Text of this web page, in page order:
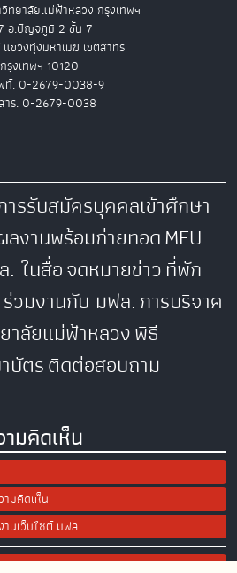
ทยาลัยแม่ฟ้าหลวง กรุงเทพฯ
อ.ปัญจภูมิ 2 ชั้น 7
แขวงทุ่งมหาเมฆ เขตสาทร
กรุงเทพฯ 10120
ท์. 0-2679-0038-9
าร. 0-2679-0038
ารรับสมัครบุคคลเข้าศึกษา
ลงานพร้อมถ่ายทอดMFU
. ในสื่อจดหมายข่าวที่พัก
ร่วมงานกับ มฟล.การบริจาค
าลัยแม่ฟ้าหลวงพิธี
บัตรติดต่อสอบถาม
มคิดเห็น
ามคิดเห็น
านเว็บไซต์ มฟล.